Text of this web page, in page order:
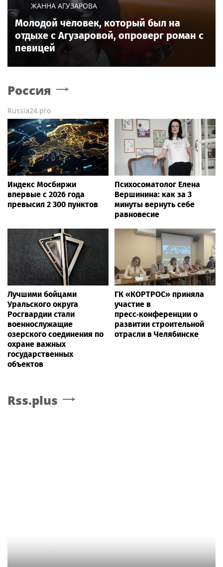
ЖАННА АГУЗАРОВА
Молодой человек, который был на
отдыхе с Агузаровой, опроверг роман с
певицей
Россия
Russia24.pro
Индекс Мосбиржи
впервые с 2026 года
превысил 2 300 пунктов
Психосоматолог Елена
Вершинина: как за 3
минуты вернуть себе
равновесие
Лучшими бойцами
Уральского округа
Росгвардии стали
военнослужащие
озерского соединения по
охране важных
государственных
объектов
ГК «КОРТРОС» приняла
участие в
пресс‑конференции о
развитии строительной
отрасли в Челябинске
Rss.plus